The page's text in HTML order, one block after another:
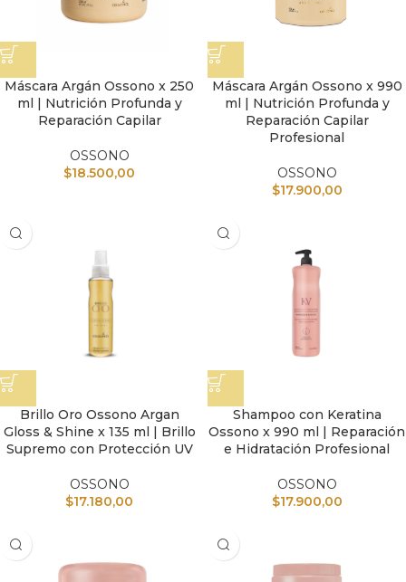
Máscara Argán Ossono x 250
ml | Nutrición Profunda y
Reparación Capilar
OSSONO
$18.500,00
Máscara Argán Ossono x 990
ml | Nutrición Profunda y
Reparación Capilar
Profesional
OSSONO
$17.900,00
Brillo Oro Ossono Argan
Gloss & Shine x 135 ml | Brillo
Supremo con Protección UV
OSSONO
$17.180,00
Shampoo con Keratina
Ossono x 990 ml | Reparación
e Hidratación Profesional
OSSONO
$17.900,00